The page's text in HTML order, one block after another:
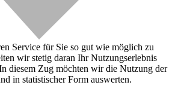
Service für Sie so gut wie möglich zu
wir stetig daran Ihr Nutzungserlebnis
diesem Zug möchten wir die Nutzung der
in statistischer Form auswerten.